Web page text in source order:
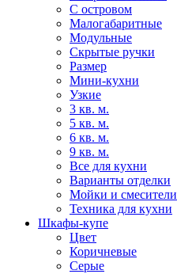
С островом
Малогабаритные
Модульные
Скрытые ручки
Размер
Мини-кухни
Узкие
3 кв. м.
5 кв. м.
6 кв. м.
9 кв. м.
Все для кухни
Варианты отделки
Мойки и смесители
Техника для кухни
Шкафы-купе
Цвет
Коричневые
Серые